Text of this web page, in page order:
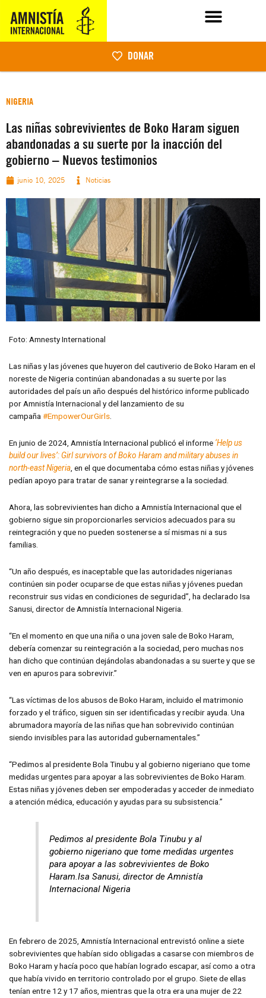
DONAR
NIGERIA
Las niñas sobrevivientes de Boko Haram siguen
abandonadas a su suerte por la inacción del
gobierno – Nuevos testimonios
junio 10, 2025 Noticias
Foto: Amnesty International
Las niñas y las jóvenes que huyeron del cautiverio de Boko Haram en el
noreste de Nigeria continúan abandonadas a su suerte por las
autoridades del país un año después del histórico informe publicado
por Amnistía Internacional y del lanzamiento de su
campaña #EmpowerOurGirls
En junio de 2024, Amnistía Internacional publicó el informe ‘Help us
build our lives’: Girl survivors of Boko Haram and military abuses in
north-east Nigeria , en el que documentaba cómo estas niñas y jóvenes
pedían apoyo para tratar de sanar y reintegrarse a la sociedad.
Ahora, las sobrevivientes han dicho a Amnistía Internacional que el
gobierno sigue sin proporcionarles servicios adecuados para su
reintegración y que no pueden sostenerse a sí mismas ni a sus
familias.
“Un año después, es inaceptable que las autoridades nigerianas
continúen sin poder ocuparse de que estas niñas y jóvenes puedan
reconstruir sus vidas en condiciones de seguridad”, ha declarado Isa
Sanusi, director de Amnistía Internacional Nigeria.
“En el momento en que una niña o una joven sale de Boko Haram,
debería comenzar su reintegración a la sociedad, pero muchas nos
han dicho que continúan dejándolas abandonadas a su suerte y que se
ven en apuros para sobrevivir.”
“Las víctimas de los abusos de Boko Haram, incluido el matrimonio
forzado y el tráfico, siguen sin ser identificadas y recibir ayuda. Una
abrumadora mayoría de las niñas que han sobrevivido continúan
siendo invisibles para las autoridad gubernamentales.”
“Pedimos al presidente Bola Tinubu y al gobierno nigeriano que tome
medidas urgentes para apoyar a las sobrevivientes de Boko Haram.
Estas niñas y jóvenes deben ser empoderadas y acceder de inmediato
a atención médica, educación y ayudas para su subsistencia.”
Pedimos al presidente Bola Tinubu y al
gobierno nigeriano que tome medidas urgentes
para apoyar a las sobrevivientes de Boko
Haram.Isa Sanusi, director de Amnistía
Internacional Nigeria
En febrero de 2025, Amnistía Internacional entrevistó online a siete
sobrevivientes que habían sido obligadas a casarse con miembros de
Boko Haram y hacía poco que habían logrado escapar, así como a otra
que había vivido en territorio controlado por el grupo. Siete de ellas
tenían entre 12 y 17 años, mientras que la otra era una mujer de 22